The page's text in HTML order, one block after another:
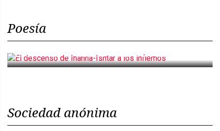
Poesía
El descenso de Inanna-Ishtar a los infiernos
Sociedad anónima